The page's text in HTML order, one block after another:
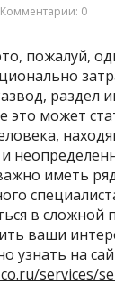
Комментарии: 0
пожалуй,
раздел
это может
и
иметь
в сложной
ваши
узнать на
services/